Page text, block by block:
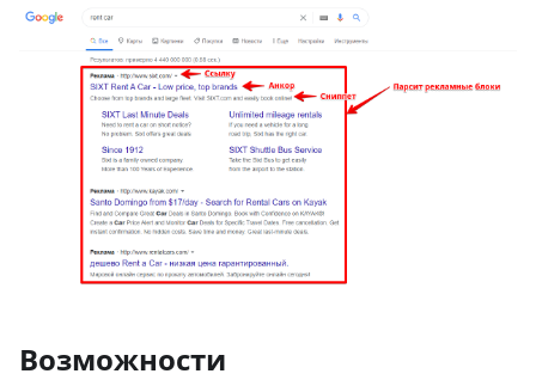
Возможности